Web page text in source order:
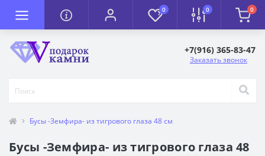
0 0 0
+7(916) 365-83-47
Заказать звонок
Бусы -Земфира- из тигрового глаза 48 см
Бусы -Земфира- из тигрового глаза 48